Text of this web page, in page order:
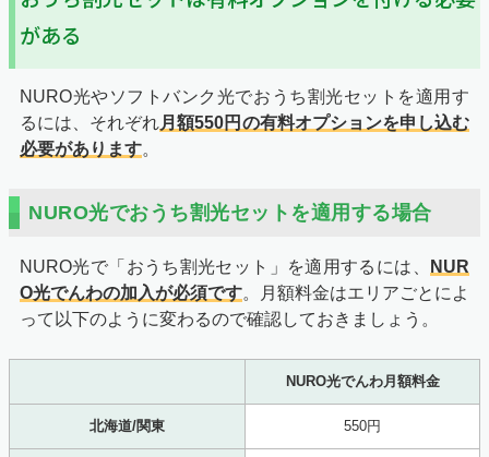
がある
NURO光やソフトバンク光でおうち割光セットを適用す
るには、それぞれ月額550円の有料オプションを申し込む
必要があります。
NURO光でおうち割光セットを適用する場合
NURO光で「おうち割光セット」を適用するには、
NUR
O光でんわの加入が必須です。月額料金はエリアごとによ
って以下のように変わるので確認しておきましょう。
NURO光でんわ月額料金
北海道/関東 550円